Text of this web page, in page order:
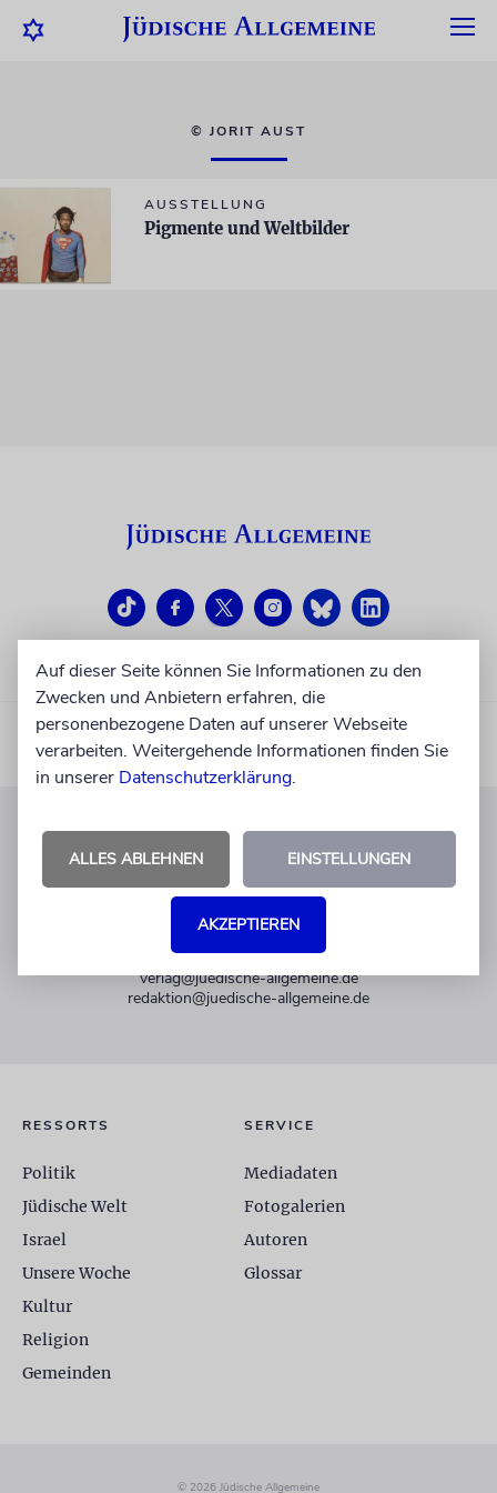
© JORIT AUST
AUSSTELLUNG
Pigmente und Weltbilder
KUNDENSERVICE
+49 30 275833 0
Mo-Do 9-17 Uhr
verlag@juedische-allgemeine.de
redaktion@juedische-allgemeine.de
RESSORTS
Politik
Jüdische Welt
Israel
Unsere Woche
Kultur
Religion
Gemeinden
SERVICE
Mediadaten
Fotogalerien
Autoren
Glossar
© 2026 Jüdische Allgemeine
Auf dieser Seite können Sie Informationen zu den
Zwecken und Anbietern erfahren, die
personenbezogene Daten auf unserer Webseite
verarbeiten. Weitergehende Informationen finden Sie
in unserer Datenschutzerklärung.
ALLES ABLEHNEN EINSTELLUNGEN
AKZEPTIEREN